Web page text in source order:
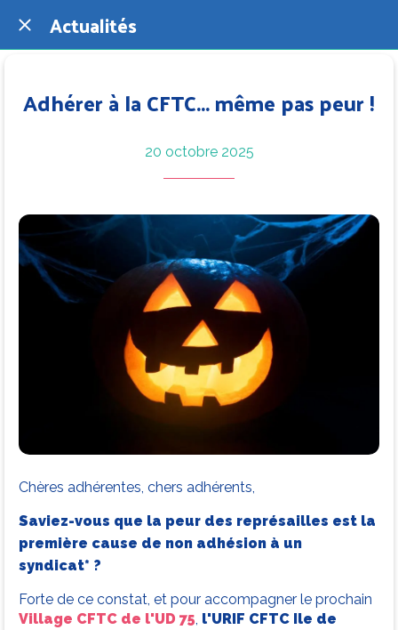
Actualités
Adhérer à la CFTC... même pas peur !
20 octobre 2025
Chères adhérentes, chers adhérents,
Saviez-vous que la peur des représailles est la
première cause de non adhésion à un
syndicat* ?
Forte de ce constat, et pour accompagner le prochain
Village CFTC de l'UD 75, l'URIF CFTC Ile de